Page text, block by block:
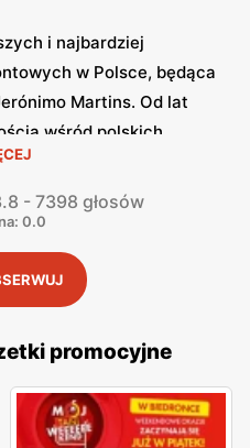
i najbardziej
w Polsce, będąca
Martins. Od lat
wśród polskich
asortyment produktów
w atrakcyjnych niskich
wybór, częste
oferowanych produktów.
strategii marketingowej
promocyjna
ofertach.
, publikowana co tydzień,
specjalne oferty i
czemu klienci mogą
- 7398 głosów
0.0
promocyjne